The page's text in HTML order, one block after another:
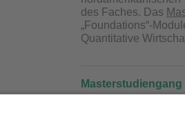
des Faches. Das
„Foundations“-
Quantitative